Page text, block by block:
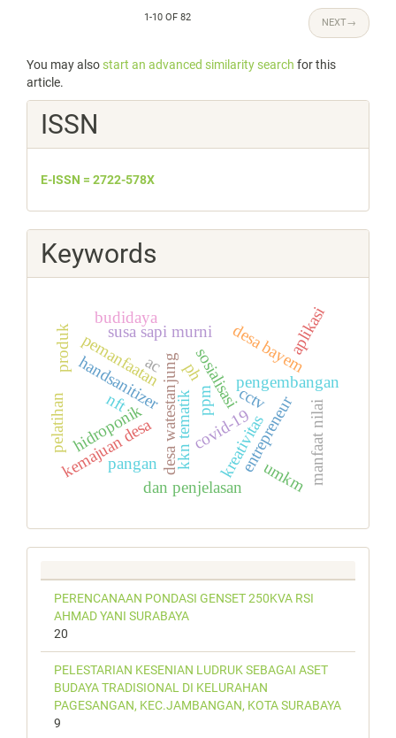
1-10 OF 82 NEXT→
You may also start an advanced similarity search for this
article.
ISSN
E-ISSN = 2722-578X
Keywords
desa watestanjung sosialisasi
entrepreneur
covid-19
handsanitizer pengembangan
pemanfaatan
dan penjelasan
hidroponik
ac ph
ppm
nft
susa sapi murni
produk
manfaat nilai
desa bayemaplikasi
kemajuan desa kkn tematik
pangan
budidaya
kreativitas
cctv
umkm
pelatihan
PERENCANAAN PONDASI GENSET 250KVA RSI
AHMAD YANI SURABAYA
20
PELESTARIAN KESENIAN LUDRUK SEBAGAI ASET
BUDAYA TRADISIONAL DI KELURAHAN
PAGESANGAN, KEC.JAMBANGAN, KOTA SURABAYA
9